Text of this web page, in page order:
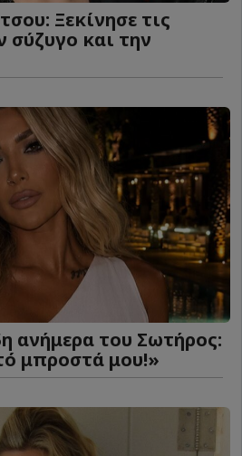
Ξεκίνησε τις
σύζυγο και την
ανήμερα του Σωτήρος:
μπροστά μου!»